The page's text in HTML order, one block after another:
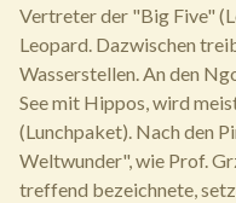
Vertreter der "Big Five"
Leopard. Dazwischen
Wasserstellen. An den
See mit Hippos, wird
(Lunchpaket). Nach den
Weltwunder", wie Prof.
treffend bezeichnete,